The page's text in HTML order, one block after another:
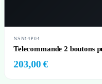
NSN14P04
Telecommande 2 boutons
203,00 €